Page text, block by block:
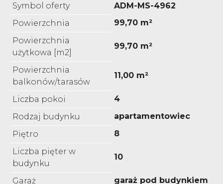
Symbol oferty
ADM-MS-4962
Powierzchnia
99,70 m²
Powierzchnia
użytkowa [m2]
99,70 m²
Powierzchnia
balkonów/tarasów
11,00 m²
Liczba pokoi
4
Rodzaj budynku
apartamentowiec
Piętro
8
Liczba pięter w
budynku
10
Garaż
garaż pod budynkiem